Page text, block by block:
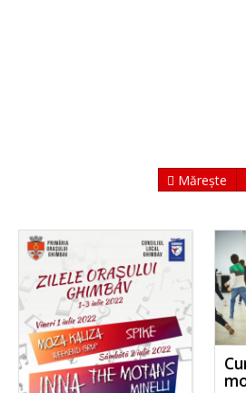
Mărește